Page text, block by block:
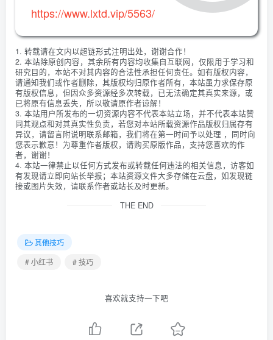
https://www.lxtd.vip/5563/
1. 转载请在文内以超链形式注明出处，谢谢合作！
2. 本站除原创内容，其余所有内容均收集自互联网，仅限用于学习和
研究目的，本站不对其内容的合法性承担任何责任。如有版权内容，
请通知我们或作者删除，其版权均归原作者所有，本站虽力求保存原
有版权信息，但因众多资源经多次转载，已无法确定其真实来源，或
已将原有信息丢失，所以敬请原作者谅解！
3. 本站用户所发布的一切资源内容不代表本站立场，并不代表本站赞
同其观点和对其真实性负责，若您对本站所载资源作品版权归属存有
异议，请留言附说明联系邮箱，我们将在第一时间予以处理 ，同时向
您表示歉意！为尊重作者版权，请购买原版作品，支持您喜欢的作
者，谢谢！
4. 本站一律禁止以任何方式发布或转载任何违法的相关信息，访客如
有发现请立即向站长举报；本站资源文件大多存储在云盘，如发现链
接或图片失效，请联系作者或站长及时更新。
THE END
其他技巧
# 小红书
# 技巧
喜欢就支持一下吧